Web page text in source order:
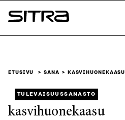
Siirry
suoraan
Sitra
ETUSIVU SANA KASVIHUONEKAASU
TULEVAISUUSSANASTO
kasvihuonekaasu